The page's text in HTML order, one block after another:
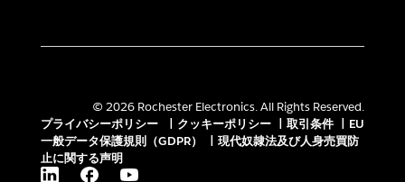
© 2026 Rochester Electronics. All Rights Reserved.
プライバシーポリシー
クッキーポリシー 取引条件
EU
一般データ保護規則（GDPR）
現代奴隷法及び人身売買防
止に関する声明